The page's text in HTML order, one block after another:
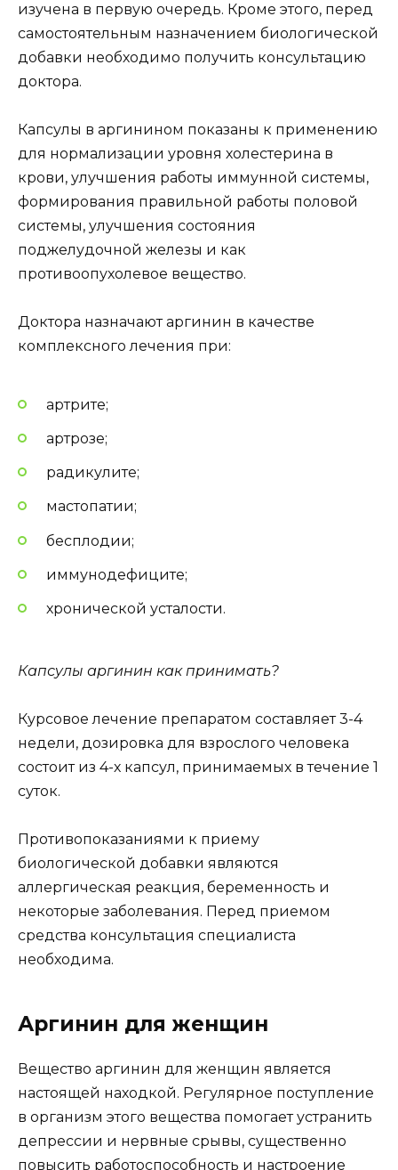
изучена в первую очередь. Кроме этого, перед
самостоятельным назначением биологической
добавки необходимо получить консультацию
доктора.
Капсулы в аргинином показаны к применению
для нормализации уровня холестерина в
крови, улучшения работы иммунной системы,
формирования правильной работы половой
системы, улучшения состояния
поджелудочной железы и как
противоопухолевое вещество.
Доктора назначают аргинин в качестве
комплексного лечения при:
артрите;
артрозе;
радикулите;
мастопатии;
бесплодии;
иммунодефиците;
хронической усталости.
Капсулы аргинин как принимать?
Курсовое лечение препаратом составляет 3-4
недели, дозировка для взрослого человека
состоит из 4-х капсул, принимаемых в течение 1
суток.
Противопоказаниями к приему
биологической добавки являются
аллергическая реакция, беременность и
некоторые заболевания. Перед приемом
средства консультация специалиста
необходима.
Аргинин для женщин
Вещество аргинин для женщин является
настоящей находкой. Регулярное поступление
в организм этого вещества помогает устранить
депрессии и нервные срывы, существенно
повысить работоспособность и настроение